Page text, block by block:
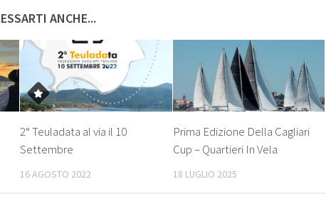
ANCHE...
2° Teuladata al via il 10
Settembre
16 AGOSTO 2022
Prima Edizione Della Cagliari
Cup – Quartieri In Vela
18 LUGLIO 2025